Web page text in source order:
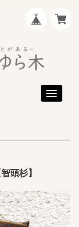
Toggle
頭杉】